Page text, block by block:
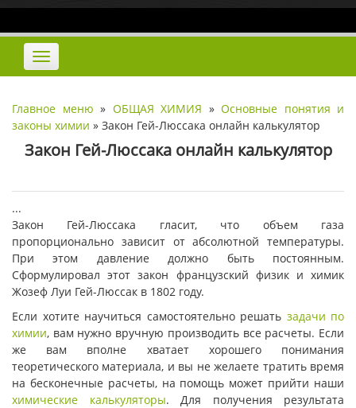
Наверх
Переключить
навигацию
Главное меню » ОБЩАЯ ХИМИЯ » Основные понятия и
законы химии » Закон Гей-Люссака онлайн калькулятор
Закон Гей-Люссака онлайн калькулятор
...
Закон Гей-Люссака гласит, что объем газа
пропорционально зависит от абсолютной температуры.
При этом давление должно быть постоянным.
Сформулировал этот закон французский физик и химик
Жозеф Луи Гей-Люссак в 1802 году.
Если хотите научиться самостоятельно решать задачи по
химии, вам нужно вручную производить все расчеты. Если
же вам вполне хватает хорошего понимания
теоретического материала, и вы не желаете тратить время
на бесконечные расчеты, на помощь может прийти наши
химические калькуляторы. Для получения результата